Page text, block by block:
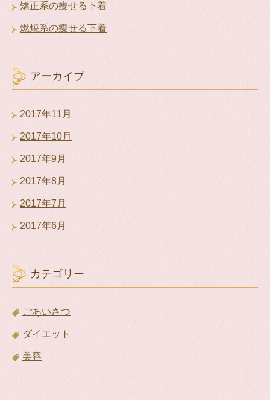
矯正系の痩せる下着
燃焼系の痩せる下着
アーカイブ
2017年11月
2017年10月
2017年9月
2017年8月
2017年7月
2017年6月
カテゴリー
ごあいさつ
ダイエット
美容